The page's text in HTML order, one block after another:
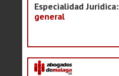
Especialidad Juridica:
general